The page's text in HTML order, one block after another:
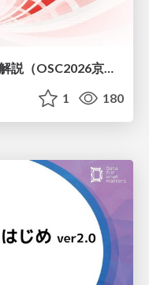
Redmine 7.0 新機能・機能強化解説（OSC2026京都ダイジェスト版）
1 180